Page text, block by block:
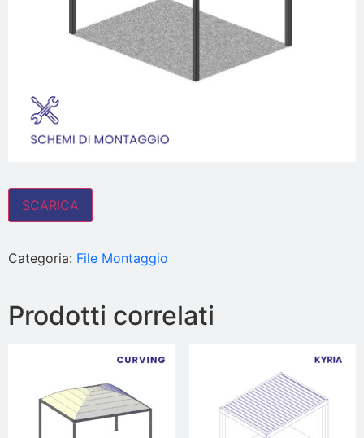
SCARICA
Categoria: File Montaggio
Prodotti correlati